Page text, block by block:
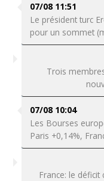
07/08 11:51
Le président turc
pour un sommet
Trois
07/08 10:04
Les Bourses
Paris +0,14%,
France: le